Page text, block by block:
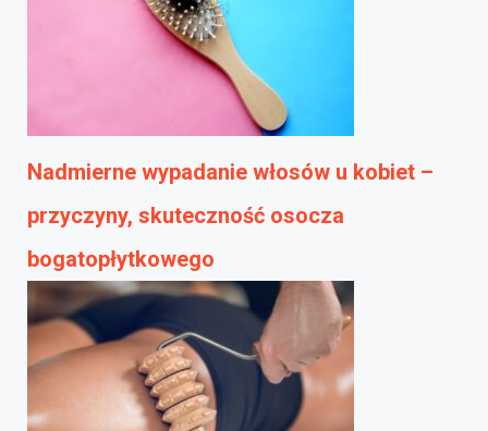
Nadmierne wypadanie włosów u kobiet –
przyczyny, skuteczność osocza
bogatopłytkowego